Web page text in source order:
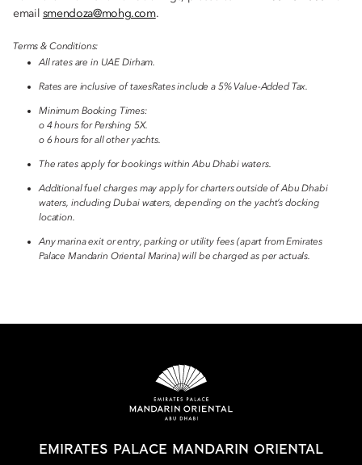
email smendoza@mohg.com.
Terms & Conditions:
All rates are in UAE Dirham.
Rates are inclusive of taxesRates include a 5% Value-Added Tax.
Minimum Booking Times:
o 4 hours for Pershing 5X.
o 6 hours for all other yachts.
The rates apply for bookings within Abu Dhabi waters.
Additional fuel charges may apply for charters outside of Abu Dhabi
waters, including Dubai waters, depending on the yacht’s docking
location.
Any marina exit or entry, parking or utility fees (apart from Emirates
Palace Mandarin Oriental Marina) will be charged as per actuals.
EMIRATES PALACE MANDARIN ORIENTAL